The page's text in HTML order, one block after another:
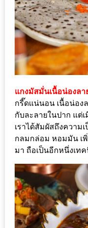
200
บาท
ชี้
เบาะแส
ความ
อร่อย
ตาม
รอย
น้า
อ้วน
ชวน
หิว
ติดต่อ
น้า
แกงมัสมั่นเนื้อน่องลา
กรี๊ดแน่นอน เนื้อน่อง
กับละลายในปาก แต่เ
เราได้สัมผัสถึงความ
กลมกล่อม หอมมัน เ
มา ถือเป็นอีกหนึ่งเท